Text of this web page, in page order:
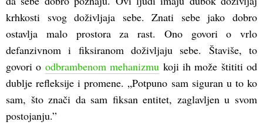
krhkosti svog doživljaja sebe. Znati sebe jako dobro
ostavlja malo prostora za rast. Ono govori o vrlo
defanzivnom i fiksiranom doživljaju sebe. Štaviše, to
govori o odbrambenom mehanizmu koji ih može štititi od
dublje refleksije i promene. „Potpuno sam siguran u to ko
sam, što znači da sam fiksan entitet, zaglavljen u svom
postojanju.”